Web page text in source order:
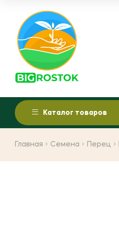
Каталог товаров
Главная Семена Перец